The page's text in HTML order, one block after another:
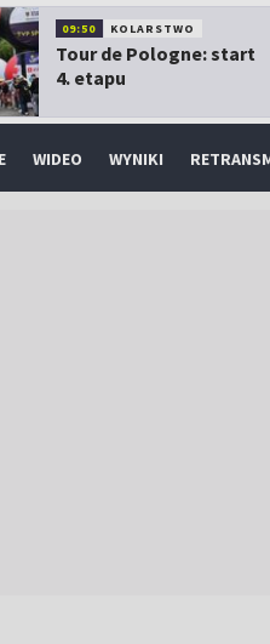
09:50 KOLARSTWO
Tour de Pologne: start
4. etapu
WIDEO WYNIKI